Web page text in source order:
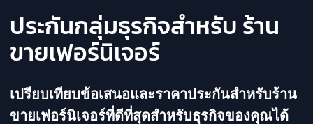
ประกันกลุ่มธุรกิจสำหรับ ร้าน
ขายเฟอร์นิเจอร์
เปรียบเทียบข้อเสนอและราคาประกันสำหรับร้าน
ขายเฟอร์นิเจอร์ที่ดีที่สุดสำหรับธุรกิจของคุณได้